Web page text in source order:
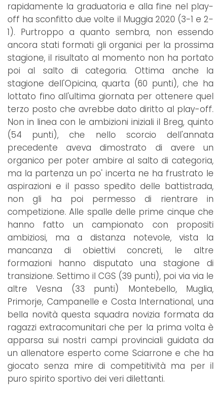
rapidamente la graduatoria e alla fine nel play-
off ha sconfitto due volte il Muggia 2020 (3-1 e 2-
1). Purtroppo a quanto sembra, non essendo
ancora stati formati gli organici per la prossima
stagione, il risultato al momento non ha portato
poi al salto di categoria. Ottima anche la
stagione dell'Opicina, quarta (60 punti), che ha
lottato fino all'ultima giornata per ottenere quel
terzo posto che avrebbe dato diritto al play-off.
Non in linea con le ambizioni iniziali il Breg, quinto
(54 punti), che nello scorcio dell'annata
precedente aveva dimostrato di avere un
organico per poter ambire al salto di categoria,
ma la partenza un po' incerta ne ha frustrato le
aspirazioni e il passo spedito delle battistrada,
non gli ha poi permesso di rientrare in
competizione. Alle spalle delle prime cinque che
hanno fatto un campionato con propositi
ambiziosi, ma a distanza notevole, vista la
mancanza di obiettivi concreti, le altre
formazioni hanno disputato una stagione di
transizione. Settimo il CGS (39 punti), poi via via le
altre Vesna (33 punti) Montebello, Muglia,
Primorje, Campanelle e Costa International, una
bella novità questa squadra novizia formata da
ragazzi extracomunitari che per la prima volta è
apparsa sui nostri campi provinciali guidata da
un allenatore esperto come Sciarrone e che ha
giocato senza mire di competitività ma per il
puro spirito sportivo dei veri dilettanti.